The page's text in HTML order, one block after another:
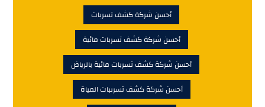
أحسن شركة كشف تسربات
أحسن شركة كشف تسربات مائية
أحسن شركة كشف تسربات مائية بالرياض
أحسن شركة كشف تسريبات المياة